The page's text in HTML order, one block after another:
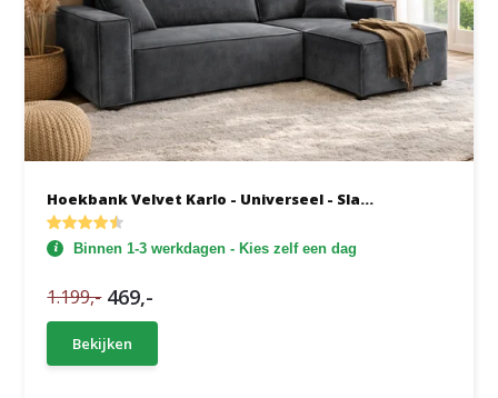
Hoekbank Velvet Karlo - Universeel - Sla...
Binnen 1-3 werkdagen - Kies zelf een dag
1.199,- 469,-
Bekijken